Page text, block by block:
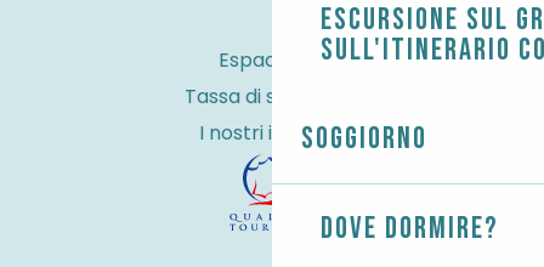
Escursione sul
sull'itinerario
Soggiorno
Dove dormire?
Espace Pro
Tassa di soggiorno
I nostri impegni